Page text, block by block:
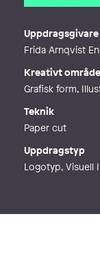
Uppdragsgivare
Frida Arnqvist
Kreativt område
Grafisk form,
Teknik
Paper cut
Uppdragstyp
Logotyp, Visuell